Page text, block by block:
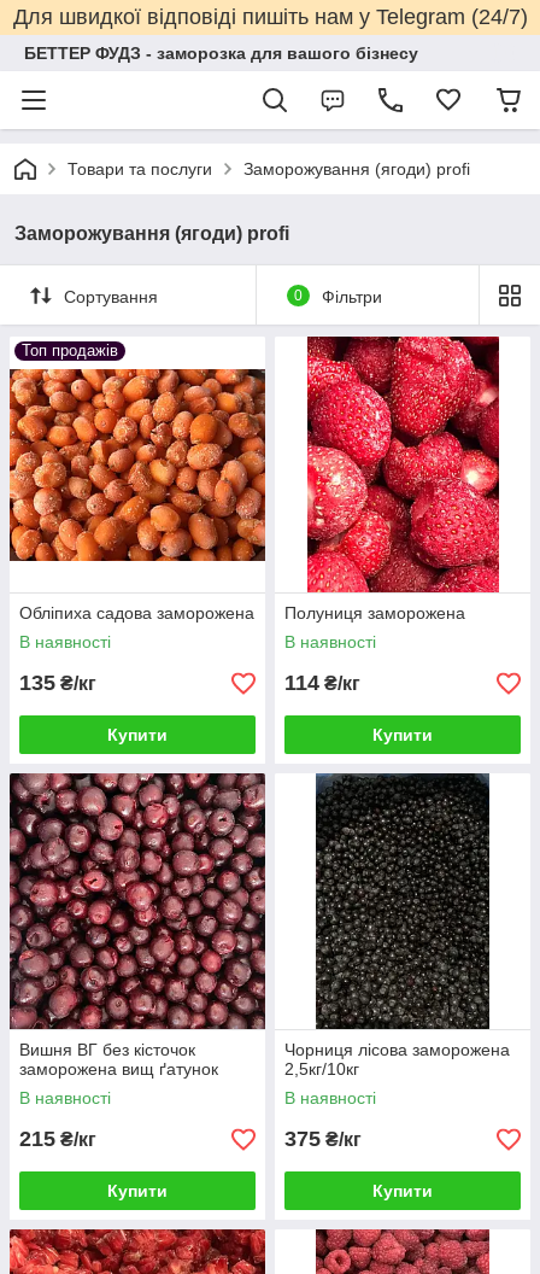
Для швидкої відповіді пишіть нам у Telegram (24/7)
БЕТТЕР ФУДЗ - заморозка для вашого бізнесу
Товари та послуги Заморожування (ягоди) profi
Заморожування (ягоди) profi
Сортування 0 Фільтри
Топ продажів
Обліпиха садова заморожена
В наявності
135 ₴/кг
Купити
Полуниця заморожена
В наявності
114 ₴/кг
Купити
Вишня ВГ без кісточок
заморожена вищ ґатунок
В наявності
215 ₴/кг
Купити
Чорниця лісова заморожена
2,5кг/10кг
В наявності
375 ₴/кг
Купити